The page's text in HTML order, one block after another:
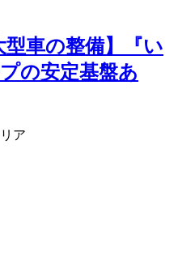
型車の整備】『い
の安定基盤あ
ア